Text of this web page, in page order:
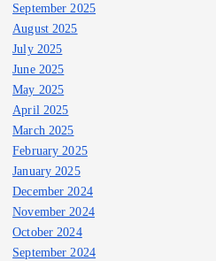
September 2025
August 2025
July 2025
June 2025
May 2025
April 2025
March 2025
February 2025
January 2025
December 2024
November 2024
October 2024
September 2024